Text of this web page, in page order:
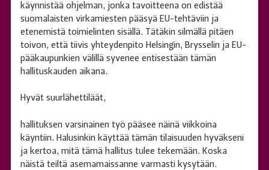
käynnistää ohjelman, jonka tavoitteena on edistää
suomalaisten virkamiesten pääsyä EU-tehtäviin ja
etenemistä toimielinten sisällä. Tätäkin silmällä pitäen
toivon, että tiivis yhteydenpito Helsingin, Brysselin ja EU-
pääkaupunkien välillä syvenee entisestään tämän
hallituskauden aikana.
Hyvät suurlähettiläät,
hallituksen varsinainen työ pääsee näinä viikkoina
käyntiin. Halusinkin käyttää tämän tilaisuuden hyväkseni
ja kertoa, mitä tämä hallitus tulee tekemään. Koska
näistä teiltä asemamaissanne varmasti kysytään.